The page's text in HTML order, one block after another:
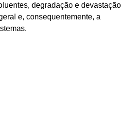
degradação e devastação
e, consequentemente, a